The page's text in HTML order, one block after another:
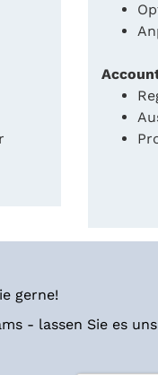
gerne!
- lassen Sie es